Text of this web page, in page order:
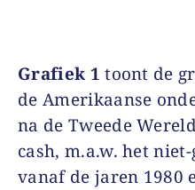
Grafiek 1 toont de
de Amerikaanse
na de Tweede
cash, m.a.w. het
vanaf de jaren 1980